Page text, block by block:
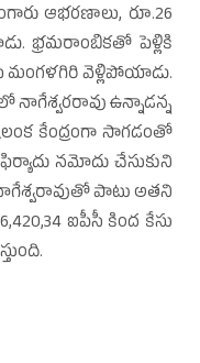
ఆభరణాలు, రూ.26
భ్రమరాంబికతో పెళ్లికి
మంగళగిరి వెళ్లిపోయాడు.
నాగేశ్వరరావు ఉన్నాడన్న
కేంద్రంగా సాగడంతో
నమోదు చేసుకుని
నాగేశ్వరావుతో పాటు అతని
ఐపీసీ కింద కేసు